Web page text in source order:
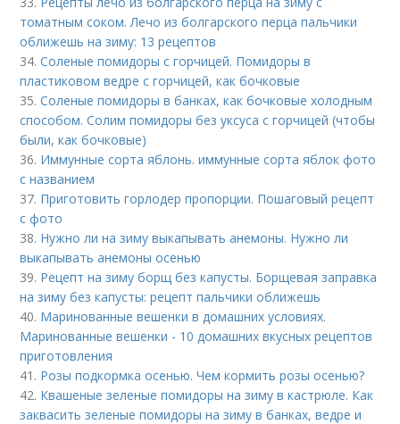
томатным соком. Лечо из болгарского перца пальчики
оближешь на зиму: 13 рецептов
34.Соленые помидоры с горчицей. Помидоры в
пластиковом ведре с горчицей, как бочковые
35.Соленые помидоры в банках, как бочковые холодным
способом. Солим помидоры без уксуса с горчицей (чтобы
были, как бочковые)
36. Иммунные сорта яблонь. иммунные сорта яблок фото
с названием
37. Приготовить горлодер пропорции. Пошаговый рецепт
с фото
38. Нужно ли на зиму выкапывать анемоны. Нужно ли
выкапывать анемоны осенью
39. Рецепт на зиму борщ без капусты. Борщевая заправка
на зиму без капусты: рецепт пальчики оближешь
40. Маринованные вешенки в домашних условиях.
Маринованные вешенки - 10 домашних вкусных рецептов
приготовления
41. Розы подкормка осенью. Чем кормить розы осенью?
42. Квашеные зеленые помидоры на зиму в кастрюле. Как
заквасить зеленые помидоры на зиму в банках, ведре и